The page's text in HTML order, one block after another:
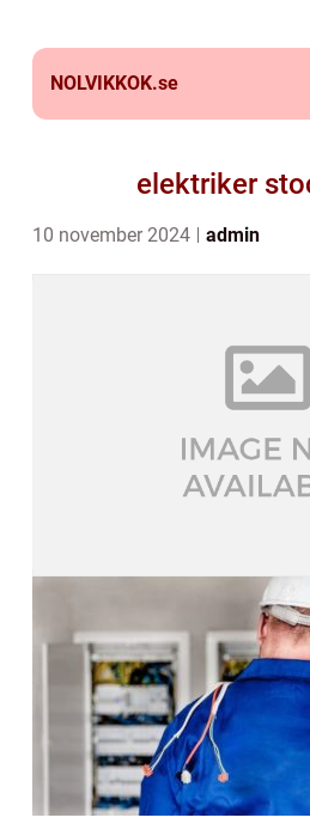
NOLVIKKOK.se
elektriker
10 november 2024 admin